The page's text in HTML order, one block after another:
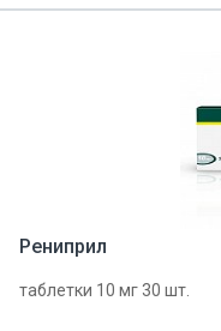
Рениприл
таблетки 10 мг 30 шт.